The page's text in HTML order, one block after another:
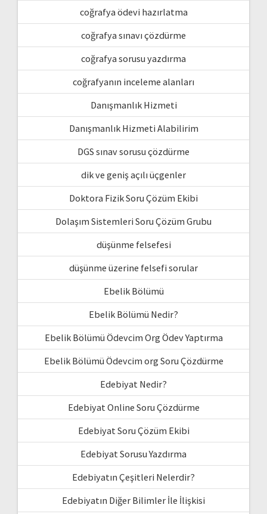
coğrafya ödevi hazırlatma
coğrafya sınavı çözdürme
coğrafya sorusu yazdırma
coğrafyanın inceleme alanları
Danışmanlık Hizmeti
Danışmanlık Hizmeti Alabilirim
DGS sınav sorusu çözdürme
dik ve geniş açılı üçgenler
Doktora Fizik Soru Çözüm Ekibi
Dolaşım Sistemleri Soru Çözüm Grubu
düşünme felsefesi
düşünme üzerine felsefi sorular
Ebelik Bölümü
Ebelik Bölümü Nedir?
Ebelik Bölümü Ödevcim Org Ödev Yaptırma
Ebelik Bölümü Ödevcim org Soru Çözdürme
Edebiyat Nedir?
Edebiyat Online Soru Çözdürme
Edebiyat Soru Çözüm Ekibi
Edebiyat Sorusu Yazdırma
Edebiyatın Çeşitleri Nelerdir?
Edebiyatın Diğer Bilimler İle İlişkisi